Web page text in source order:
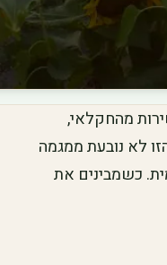
מהחקלאי,
לא נובעת ממגמה
כשמבינים את